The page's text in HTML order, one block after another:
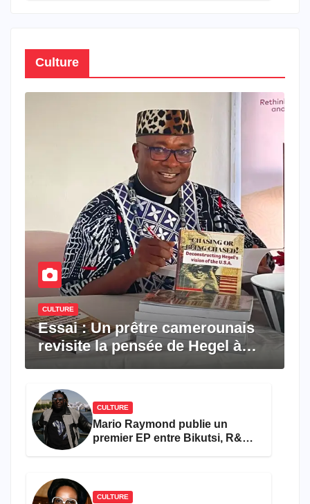
Culture
CULTURE
Essai : Un prêtre camerounais
revisite la pensée de Hegel à
travers le rêve américain
CULTURE
Mario Raymond publie un
premier EP entre Bikutsi, R&B
CULTURE